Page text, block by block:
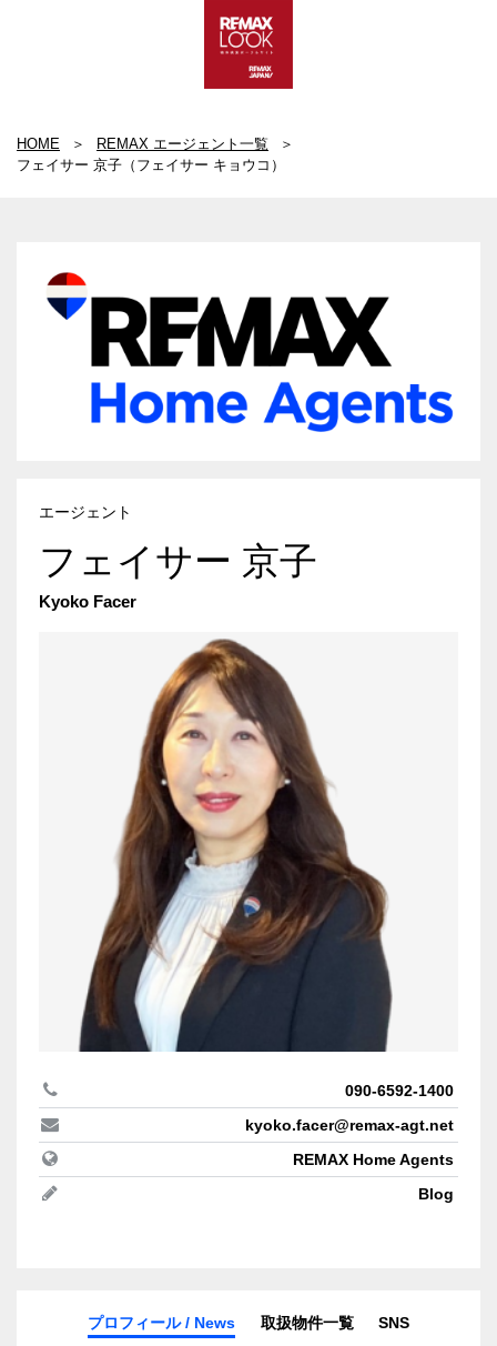
HOME
REMAX エージェント一覧
フェイサー 京子（フェイサー キョウコ）
エージェント
フェイサー 京子
Kyoko Facer
090-6592-1400
kyoko.facer@remax-agt.net
REMAX Home Agents
Blog
プロフィール / News 取扱物件一覧 SNS